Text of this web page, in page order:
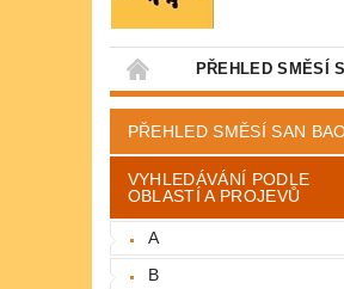
PŘEHLED SMĚSÍ
PŘEHLED SMĚSÍ SAN
VYHLEDÁVÁNÍ PODLE
OBLASTÍ A PROJEVŮ
A
B